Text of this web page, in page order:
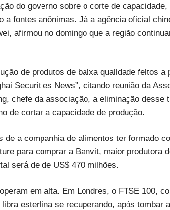
do governo sobre o corte de
a fontes anônimas. Já a agência oficial
afirmou no domingo que a região
de produtos de baixa qualidade feitos a
Securities News”, citando reunião da
chefe da associação, a eliminação desse
de cortar a capacidade de produção.
de a companhia de alimentos ter formado
para comprar a Banvit, maior produtora
será de de US$ 470 milhões.
em alta. Em Londres, o FTSE 100,
esterlina se recuperando, após tombar